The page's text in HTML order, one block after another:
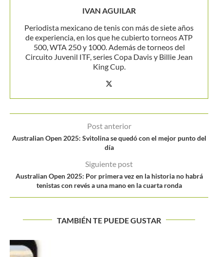
IVAN AGUILAR
Periodista mexicano de tenis con más de siete años
de experiencia, en los que he cubierto torneos ATP
500, WTA 250 y 1000. Además de torneos del
Circuito Juvenil ITF, series Copa Davis y Billie Jean
King Cup.
Post anterior
Australian Open 2025: Svitolina se quedó con el mejor punto del
día
Siguiente post
Australian Open 2025: Por primera vez en la historia no habrá
tenistas con revés a una mano en la cuarta ronda
TAMBIÉN TE PUEDE GUSTAR